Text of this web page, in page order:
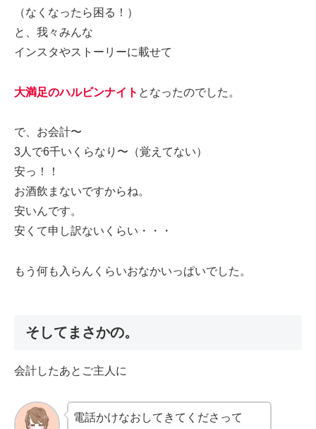
（なくなったら困る！）
と、我々みんな
インスタやストーリーに載せて
大満足のハルビンナイト となったのでした。
で、お会計〜
3人で6千いくらなり〜（覚えてない）
安っ！！
お酒飲まないですからね。
安いんです。
安くて申し訳ないくらい・・・
もう何も入らんくらいおなかいっぱいでした。
そしてまさかの。
会計したあとご主人に
電話かけなおしてきてくださって